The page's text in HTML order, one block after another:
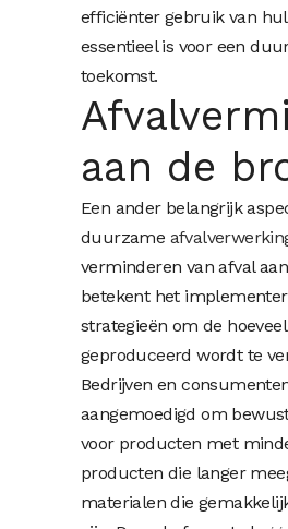
efficiënter gebruik van
essentieel is voor een
toekomst.
aan de
Een ander belangrijk
duurzame
verminderen van afval
betekent het
strategieën om de
geproduceerd wordt te
Bedrijven en
aangemoedigd om
voor producten met
producten die langer
materialen die